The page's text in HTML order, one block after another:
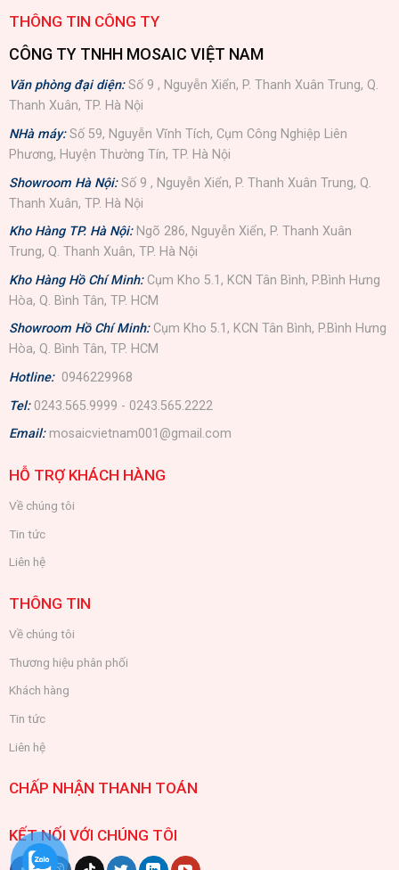
THÔNG TIN CÔNG TY
CÔNG TY TNHH MOSAIC VIỆT NAM
Văn phòng đại diện:Số 9 , Nguyễn Xiển, P. Thanh Xuân Trung, Q.
Thanh Xuân, TP. Hà Nội
NHà máy: Số 59, Nguyễn Vĩnh Tích, Cụm Công Nghiệp Liên
Phương, Huyện Thường Tín, TP. Hà Nội
Showroom Hà Nội: Số 9 , Nguyễn Xiển, P. Thanh Xuân Trung, Q.
Thanh Xuân, TP. Hà Nội
Kho Hàng TP. Hà Nội: Ngõ 286, Nguyễn Xiển, P. Thanh Xuân
Trung, Q. Thanh Xuân, TP. Hà Nội
Kho Hàng Hồ Chí Minh: Cụm Kho 5.1, KCN Tân Bình, P.Bình Hưng
Hòa, Q. Bình Tân, TP. HCM
Showroom Hồ Chí Minh: Cụm Kho 5.1, KCN Tân Bình, P.Bình Hưng
Hòa, Q. Bình Tân, TP. HCM
Hotline: 0946229968
Tel: 0243.565.9999 - 0243.565.2222
Email: mosaicvietnam001@gmail.com
HỖ TRỢ KHÁCH HÀNG
Về chúng tôi
Tin tức
Liên hệ
THÔNG TIN
Về chúng tôi
Thương hiệu phân phối
Khách hàng
Tin tức
Liên hệ
CHẤP NHẬN THANH TOÁN
KẾT NỐI VỚI CHÚNG TÔI